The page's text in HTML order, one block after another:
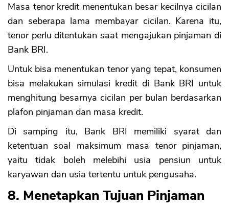
Masa tenor kredit menentukan besar kecilnya cicilan
dan seberapa lama membayar cicilan. Karena itu,
tenor perlu ditentukan saat mengajukan pinjaman di
Bank BRI.
Untuk bisa menentukan tenor yang tepat, konsumen
bisa melakukan simulasi kredit di Bank BRI untuk
menghitung besarnya cicilan per bulan berdasarkan
plafon pinjaman dan masa kredit.
Di samping itu, Bank BRI memiliki syarat dan
ketentuan soal maksimum masa tenor pinjaman,
yaitu tidak boleh melebihi usia pensiun untuk
karyawan dan usia tertentu untuk pengusaha.
8. Menetapkan Tujuan Pinjaman